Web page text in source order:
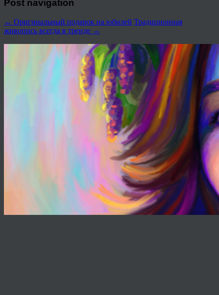
Post navigation
← Оригинальный подарок на юбилей Традиционная
живопись всегда в тренде →